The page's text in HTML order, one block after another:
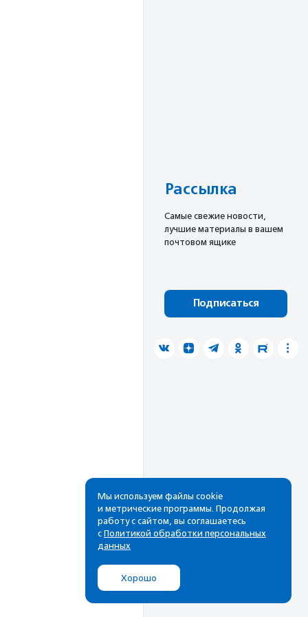
Рассылка
Cамые свежие новости,
лучшие материалы в вашем
почтовом ящике
Подписаться
Мы используем файлы cookie
и метрические программы. Продолжая
работу с сайтом, вы соглашаетесь
с Политикой обработки персональных
данных
Хорошо